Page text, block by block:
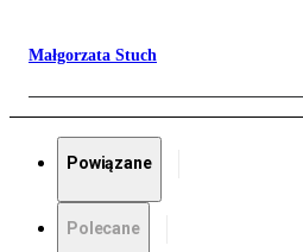
Małgorzata Stuch
Powiązane
Polecane